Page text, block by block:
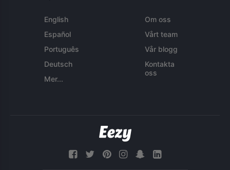
English
Español
Português
Deutsch
Mer...
Om oss
Vårt team
Vår blogg
Kontakta
oss